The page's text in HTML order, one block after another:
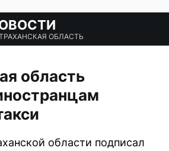
ОБЛАСТЬ
область
области подписал